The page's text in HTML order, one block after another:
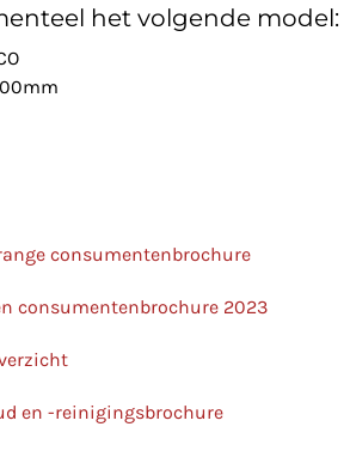
het volgende model:
consumentenbrochure
consumentenbrochure 2023
en -reinigingsbrochure